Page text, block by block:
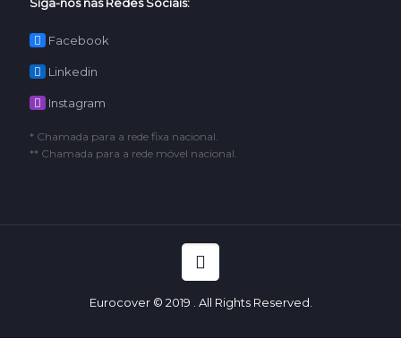
Facebook
Linkedin
Instagram
* Chamada para a rede fixa nacional.
** Chamada para a rede móvel nacional.
Eurocover © 2019 . All Rights Reserved.